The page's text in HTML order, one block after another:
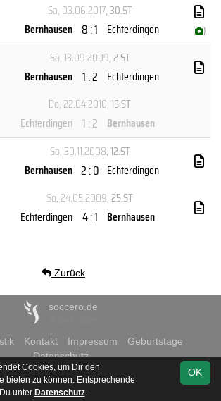
Sa, 03.06.2017, 30.ST
Bernhausen 8 : 1 Echterdingen ( )
So, 13.09.2009, 2.ST
Bernhausen 1 : 2 Echterdingen
Do, 22.04.2010, 15.ST
Echterdingen 1 : 2 Bernhausen
So, 30.11.2008, 12.ST
Bernhausen 2 : 0 Echterdingen
So, 24.05.2009, 25.ST
Echterdingen 4 : 1 Bernhausen
Zurück
soccero.de
Kontakt Impressum
Geburtstage
Datenschutz
OK
Cookies, um Dir den
bieten zu können. Entsprechende
unter Datenschutz.